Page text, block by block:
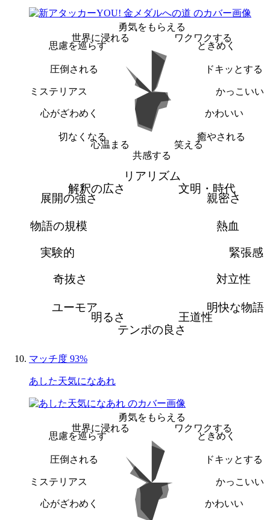
勇気をもらえる
ワクワクする
ときめく
ドキッとする
かっこいい
かわいい
癒やされる
笑える
共感する
心温まる
切なくなる
心がざわめく
ミステリアス
圧倒される
思慮を巡らす
世界に浸れる
リアリズム
文明・時代
親密さ
熱血
緊張感
対立性
明快な物語
王道性
テンポの良さ
明るさ
ユーモア
奇抜さ
実験的
物語の規模
展開の強さ
解釈の広さ
マッチ度 93%
あした天気になあれ
勇気をもらえる
ワクワクする
ときめく
ドキッとする
かっこいい
かわいい
心がざわめく
ミステリアス
圧倒される
思慮を巡らす
世界に浸れる